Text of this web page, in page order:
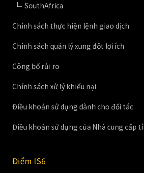
SouthAfrica
Chính sách thực hiện lệnh giao dịch
Chính sách quản lý xung đột lợi ích
Công bố rủi ro
Chính sách xử lý khiếu nại
Điều khoản sử dụng dành cho đối tác
Điều khoản sử dụng của Nhà cung cấp
Điểm IS6